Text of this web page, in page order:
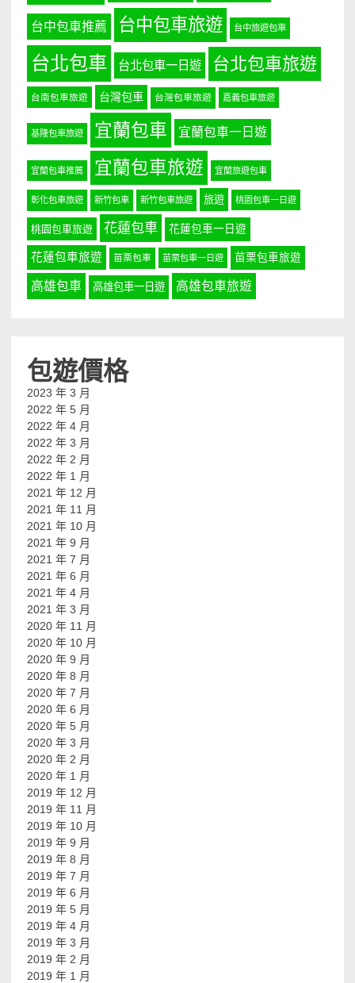
台中包車推薦 台中包車旅遊 台中旅遊包車
台北包車 台北包車一日遊 台北包車旅遊
台南包車旅遊 台灣包車 台灣包車旅遊 嘉義包車旅遊
基隆包車旅遊 宜蘭包車 宜蘭包車一日遊
宜蘭包車推薦 宜蘭包車旅遊 宜蘭旅遊包車
彰化包車旅遊 新竹包車 新竹包車旅遊 旅遊 桃園包車一日遊
桃園包車旅遊 花蓮包車 花蓮包車一日遊
花蓮包車旅遊 苗栗包車 苗栗包車一日遊 苗栗包車旅遊
高雄包車 高雄包車一日遊 高雄包車旅遊
包遊價格
2023 年 3 月
2022 年 5 月
2022 年 4 月
2022 年 3 月
2022 年 2 月
2022 年 1 月
2021 年 12 月
2021 年 11 月
2021 年 10 月
2021 年 9 月
2021 年 7 月
2021 年 6 月
2021 年 4 月
2021 年 3 月
2020 年 11 月
2020 年 10 月
2020 年 9 月
2020 年 8 月
2020 年 7 月
2020 年 6 月
2020 年 5 月
2020 年 3 月
2020 年 2 月
2020 年 1 月
2019 年 12 月
2019 年 11 月
2019 年 10 月
2019 年 9 月
2019 年 8 月
2019 年 7 月
2019 年 6 月
2019 年 5 月
2019 年 4 月
2019 年 3 月
2019 年 2 月
2019 年 1 月